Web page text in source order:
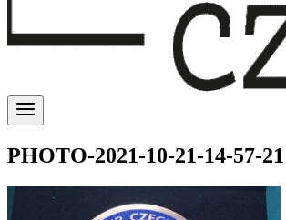
PHOTO-2021-10-21-14-57-21